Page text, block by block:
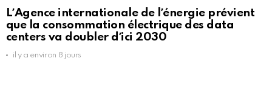
LʼAgence internationale de lʼénergie prévient
que la consommation électrique des data
centers va doubler dʼici 2030
il y a environ 8 jours